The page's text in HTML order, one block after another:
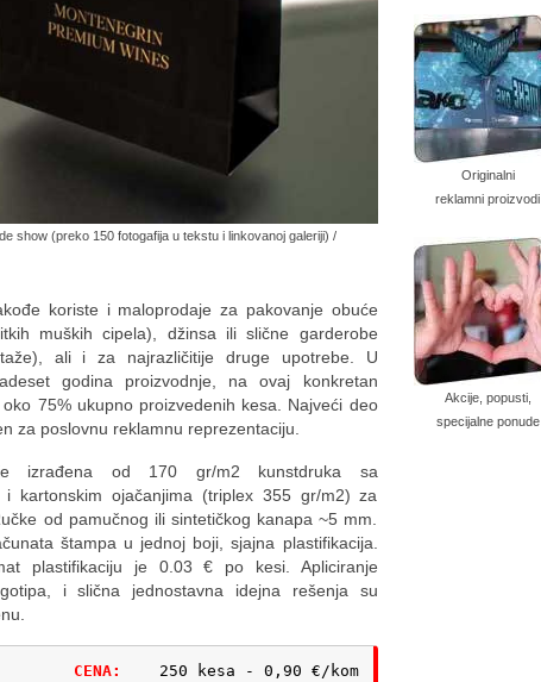
show (preko 150 fotogafija u tekstu i linkovanoj galeriji) /
koriste i maloprodaje za pakovanje obuće
muških cipela), džinsa ili slične garderobe
ali i za najrazličitije druge upotrebe. U
godina proizvodnje, na ovaj konkretan
75% ukupno proizvedenih kesa. Najveći deo
za poslovnu reklamnu reprezentaciju.
izrađena od 170 gr/m2 kunstdruka sa
i kartonskim ojačanjima (triplex 355 gr/m2) za
od pamučnog ili sintetičkog kanapa ~5 mm.
štampa u jednoj boji, sjajna plastifikacija.
plastifikaciju je 0.03 € po kesi. Apliciranje
i slična jednostavna idejna rešenja su
CENA:
250 kesa - 0,90 €/kom
Originalni
reklamni proizvodi
Akcije, popusti,
specijalne ponude